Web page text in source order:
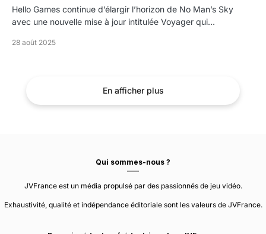
Hello Games continue d’élargir l’horizon de No Man’s Sky
avec une nouvelle mise à jour intitulée Voyager qui…
28 août 2025
En afficher plus
Qui sommes-nous ?
JVFrance est un média propulsé par des passionnés de jeu vidéo.
Exhaustivité, qualité et indépendance éditoriale sont les valeurs de JVFrance.